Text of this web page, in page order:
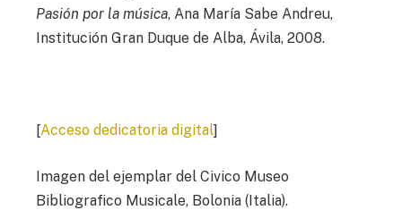
Pasión por la música, Ana María Sabe Andreu,
Institución Gran Duque de Alba, Ávila, 2008.
[Acceso dedicatoria digital]
Imagen del ejemplar del Civico Museo
Bibliografico Musicale, Bolonia (Italia).